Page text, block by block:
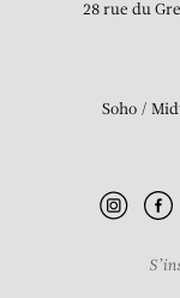
28 rue du
Soho /